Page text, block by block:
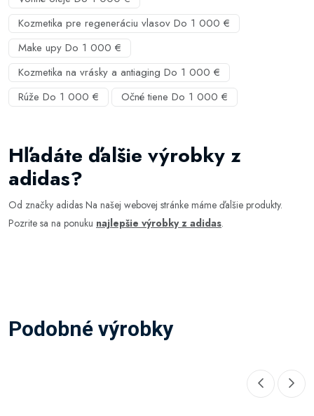
Kozmetika pre regeneráciu vlasov Do 1 000 €
Make upy Do 1 000 €
Kozmetika na vrásky a antiaging Do 1 000 €
Rúže Do 1 000 €
Očné tiene Do 1 000 €
Hľadáte ďalšie výrobky z
adidas?
Od značky adidas Na našej webovej stránke máme ďalšie produkty.
Pozrite sa na ponuku najlepšie výrobky z adidas.
Podobné výrobky